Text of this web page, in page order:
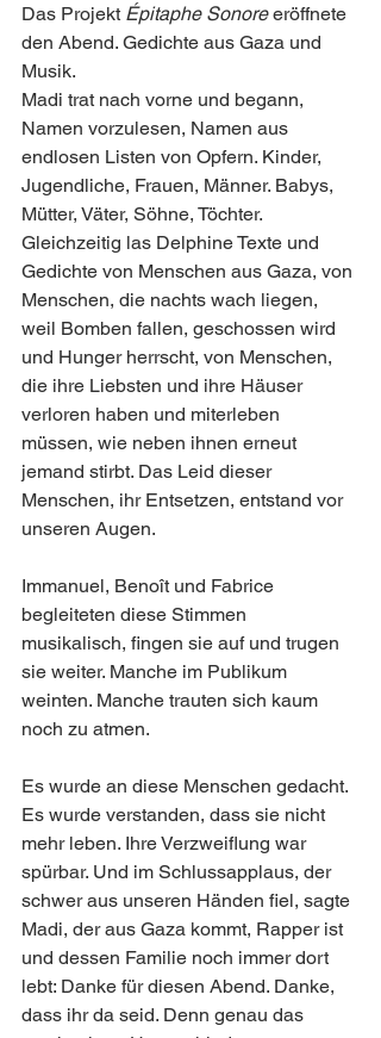
Das Projekt Épitaphe Sonore eröffnete
den Abend. Gedichte aus Gaza und
Musik.
Madi trat nach vorne und begann,
Namen vorzulesen, Namen aus
endlosen Listen von Opfern. Kinder,
Jugendliche, Frauen, Männer. Babys,
Mütter, Väter, Söhne, Töchter.
Gleichzeitig las Delphine Texte und
Gedichte von Menschen aus Gaza, von
Menschen, die nachts wach liegen,
weil Bomben fallen, geschossen wird
und Hunger herrscht, von Menschen,
die ihre Liebsten und ihre Häuser
verloren haben und miterleben
müssen, wie neben ihnen erneut
jemand stirbt. Das Leid dieser
Menschen, ihr Entsetzen, entstand vor
unseren Augen.
Immanuel, Benoît und Fabrice
begleiteten diese Stimmen
musikalisch, fingen sie auf und trugen
sie weiter. Manche im Publikum
weinten. Manche trauten sich kaum
noch zu atmen.
Es wurde an diese Menschen gedacht.
Es wurde verstanden, dass sie nicht
mehr leben. Ihre Verzweiflung war
spürbar. Und im Schlussapplaus, der
schwer aus unseren Händen fiel, sagte
Madi, der aus Gaza kommt, Rapper ist
und dessen Familie noch immer dort
lebt: Danke für diesen Abend. Danke,
dass ihr da seid. Denn genau das